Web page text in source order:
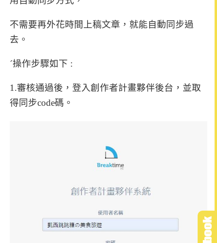
不需要再外花時間上稿文章，就能自動同步過
去。
ˊ操作步驟如下 :
1.審核通過後，登入創作者計畫夥伴後台，並取
得同步code碼。